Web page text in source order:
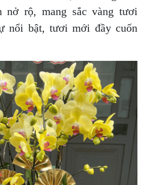
nở rộ, mang sắc vàng tươi
nổi bật, tươi mới đầy cuốn